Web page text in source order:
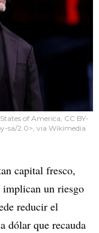
of America, CC BY-
sa/2.0>, via Wikimedia
capital fresco,
implican un riesgo
reducir el
dólar que recauda